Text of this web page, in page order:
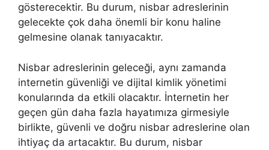
gösterecektir. Bu durum, nisbar adreslerinin
gelecekte çok daha önemli bir konu haline
gelmesine olanak tanıyacaktır.
Nisbar adreslerinin geleceği, aynı zamanda
internetin güvenliği ve dijital kimlik yönetimi
konularında da etkili olacaktır. İnternetin her
geçen gün daha fazla hayatımıza girmesiyle
birlikte, güvenli ve doğru nisbar adreslerine olan
ihtiyaç da artacaktır. Bu durum, nisbar